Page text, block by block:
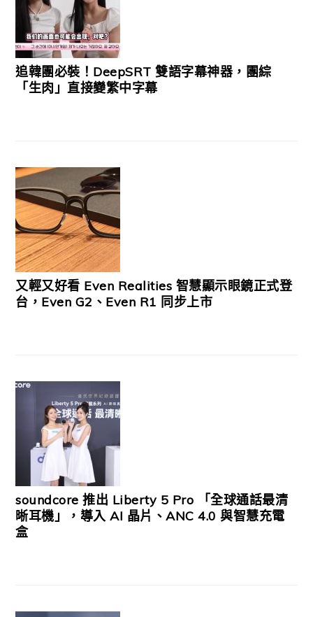
追韓團必裝！DeepSRT 雙語字幕神器，團綜
「生肉」直接變繁中字幕
又輕又好看 Even Realities 智慧顯示眼鏡正式登
台，Even G2、Even R1 同步上市
soundcore 推出 Liberty 5 Pro 「全球通話最清
晰耳機」，導入 AI 晶片、ANC 4.0 與智慧充電
盒